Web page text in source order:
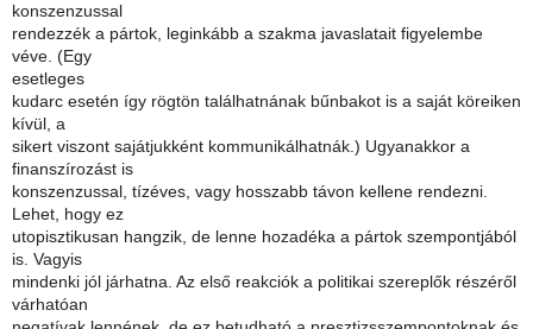
konszenzussal
rendezzék a pártok, leginkább a szakma javaslatait figyelembe
véve. (Egy
esetleges
kudarc esetén így rögtön találhatnának bűnbakot is a saját köreiken
kívül, a
sikert viszont sajátjukként kommunikálhatnák.) Ugyanakkor a
finanszírozást is
konszenzussal, tízéves, vagy hosszabb távon kellene rendezni.
Lehet, hogy ez
utopisztikusan hangzik, de lenne hozadéka a pártok szempontjából
is. Vagyis
mindenki jól járhatna. Az első reakciók a politikai szereplők részéről
várhatóan